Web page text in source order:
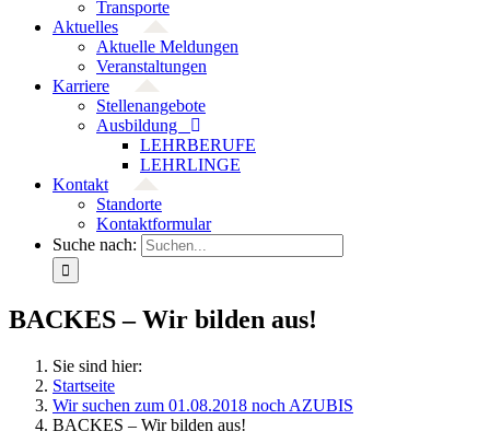
Transporte
Aktuelles
Aktuelle Meldungen
Veranstaltungen
Karriere
Stellenangebote
Ausbildung
LEHRBERUFE
LEHRLINGE
Kontakt
Standorte
Kontaktformular
Suche nach:
BACKES – Wir bilden aus!
Sie sind hier:
Startseite
Wir suchen zum 01.08.2018 noch AZUBIS
BACKES – Wir bilden aus!